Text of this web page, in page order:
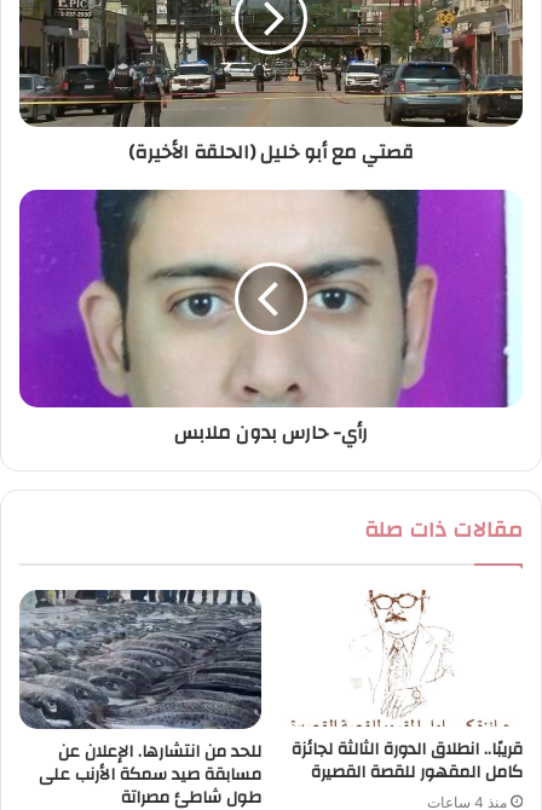
إ
ل
ك
ت
ر
ي
قصتي مع أبو خليل (الحلقة الأخيرة)
رأي- حارس بدون ملابس
مقالات ذات صلة
قريبًا.. انطلاق الدورة الثالثة لجائزة
كامل المقهور للقصة القصيرة
منذ 4 ساعات
للحد من انتشارها. الإعلان عن
مسابقة صيد سمكة الأرنب على
طول شاطئ مصراتة